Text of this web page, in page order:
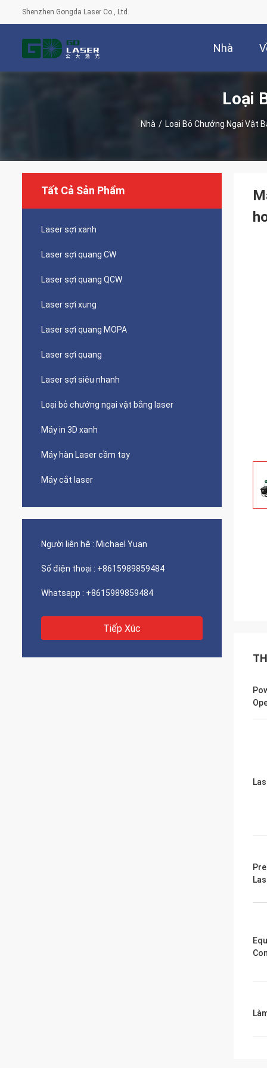
Shenzhen Gongda Laser Co., Ltd.
Nhà
Loại
Nhà / Loại Bỏ Chướng Ngại Vật
Tất Cả Sản Phẩm
Laser sợi xanh
Laser sợi quang CW
Laser sợi quang QCW
Laser sợi xung
Laser sợi quang MOPA
Laser sợi quang
Laser sợi siêu nhanh
Loại bỏ chướng ngại vật bằng laser
Máy in 3D xanh
Máy hàn Laser cầm tay
Máy cắt laser
Người liên hệ : Michael Yuan
Số điện thoại : +8615989859484
Whatsapp : +8615989859484
Tiếp Xúc